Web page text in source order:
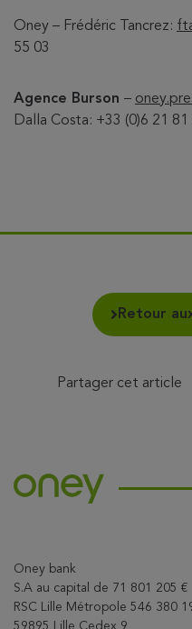
Oney – Frédéric Tancrez:
55 03
Agence Burson –
Dalla Costa: +33 (0)6 21 81
Retour
Partager cet article
Oney bank
S.A au capital de 71 801 205 €
RSC Lille Métropole 546 380
59895 Lille Cedex 9